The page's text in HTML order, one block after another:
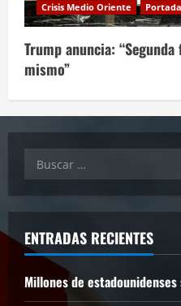
Crisis Medio Oriente Portada
Trump anuncia:
mismo”
Buscar:
ENTRADAS RECIENTES
Millones de